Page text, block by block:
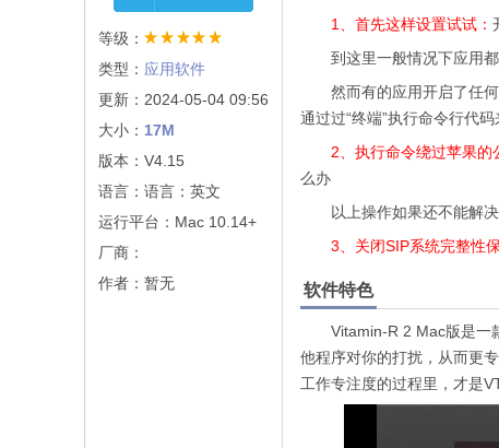
等级：
类型： 应用软件
更新：2024-05-04 09:56
大小： 17M
版本：V4.15
语言：语言：英文
运行平台：Mac 10.14+
厂商：
作者：暂无
1、首先这样设置试试：
到这里一般情况下应用都
然而有的应用开启了任何
通过过“终端”执行命令行代码
2、执行命令绕过苹果的
么办
以上操作如果还不能解决
3、关闭SIP系统完整性保
软件特色
Vitamin-R 2 Mac版是一款
他程序对你的打扰，从而更
工作专注度的过程里，才是